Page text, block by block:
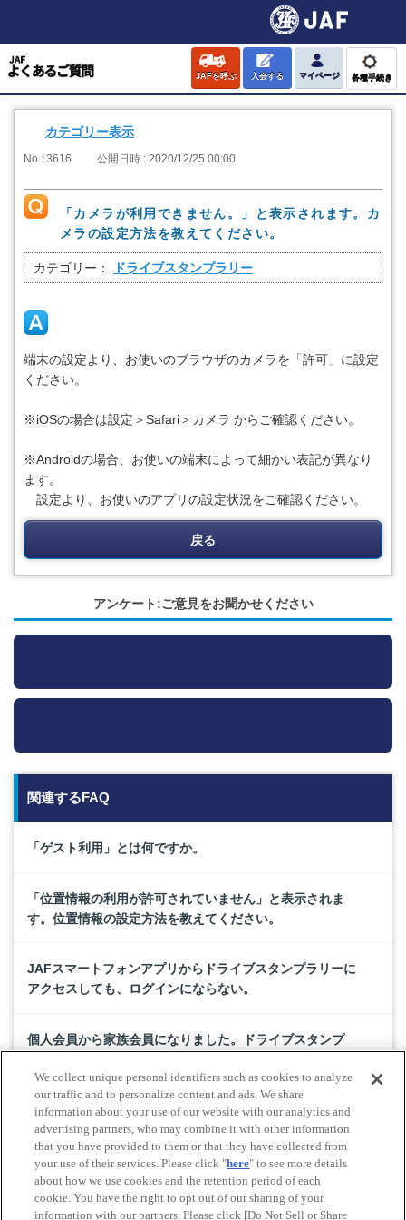
JAFを呼ぶ 入会する マイページ 各種手続き
カテゴリー表示
No : 3616 公開日時 : 2020/12/25 00:00
「カメラが利用できません。」と表示されます。カ
メラの設定方法を教えてください。
カテゴリー： ドライブスタンプラリー
端末の設定より、お使いのブラウザのカメラを「許可」に設定
ください。
※iOSの場合は設定＞Safari＞カメラ からご確認ください。
※Androidの場合、お使いの端末によって細かい表記が異なり
ます。
設定より、お使いのアプリの設定状況をご確認ください。
戻る
アンケート:ご意見をお聞かせください
関連するFAQ
「ゲスト利用」とは何ですか。
「位置情報の利用が許可されていません」と表示されま
す。位置情報の設定方法を教えてください。
JAFスマートフォンアプリからドライブスタンプラリーに
アクセスしても、ログインにならない。
個人会員から家族会員になりました。ドライブスタンプ
新規ドライブメンバー登録を行いましたが、確認コード
が届きません。
Do Not Sell or Share My Personal Information
We collect unique personal identifiers such as cookies to analyze
our traffic and to personalize content and ads. We share
information about your use of our website with our analytics and
advertising partners, who may combine it with other information
that you have provided to them or that they have collected from
your use of their services. Please click "here" to see more details
about how we use cookies and the retention period of each
cookie. You have the right to opt out of our sharing of your
information with our partners. Please click [Do Not Sell or Share